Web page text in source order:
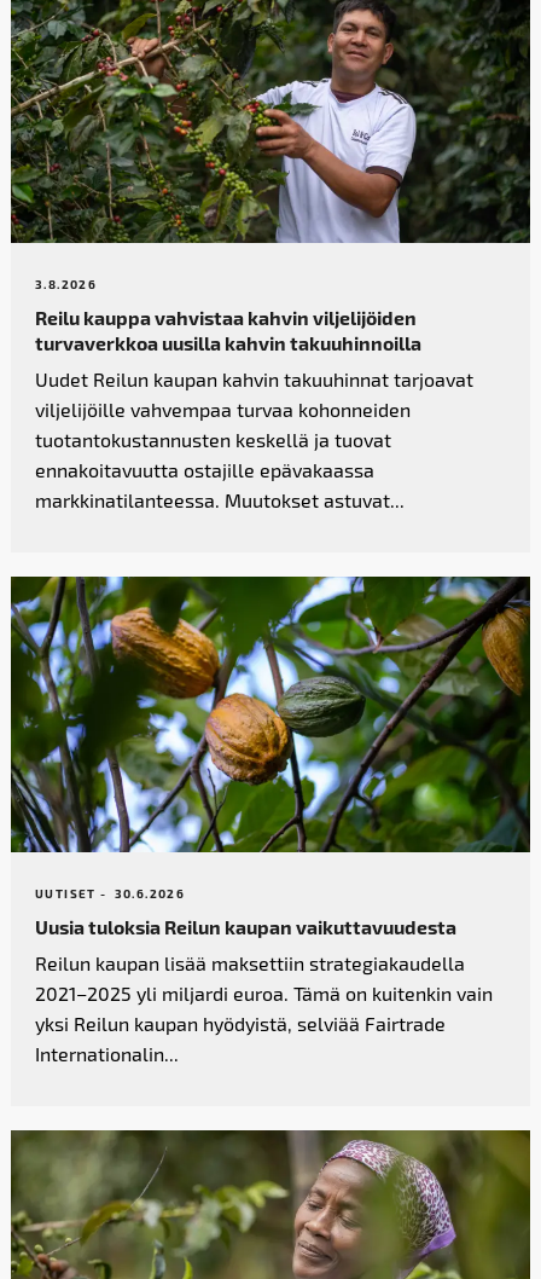
3.8.2026
Reilu kauppa vahvistaa kahvin­ viljelijöiden
turvaverkkoa uusilla kahvin takuuhinnoilla
Uudet Reilun kaupan kahvin takuuhinnat tarjoavat
viljelijöille vahvempaa turvaa kohonneiden
tuotantokustannusten keskellä ja tuovat
ennakoitavuutta ostajille epävakaassa
markkinatilanteessa. Muutokset astuvat...
UUTISET - 30.6.2026
Uusia tuloksia Reilun kaupan vaikutta­vuudesta
Reilun kaupan lisää maksettiin strategiakaudella
2021–2025 yli miljardi euroa. Tämä on kuitenkin vain
yksi Reilun kaupan hyödyistä, selviää Fairtrade
Internationalin...